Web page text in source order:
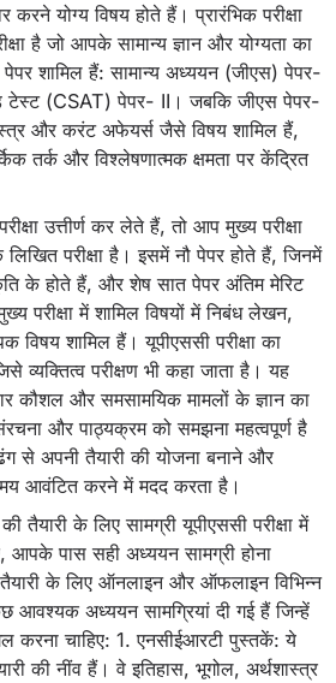
योग्य विषय होते हैं। प्रारंभिक परीक्षा
है जो आपके सामान्य ज्ञान और योग्यता का
शामिल हैं: सामान्य अध्ययन (जीएस) पेपर-
टेस्ट (CSAT) पेपर- II। जबकि जीएस पेपर-
और करंट अफेयर्स जैसे विषय शामिल हैं,
तर्क और विश्लेषणात्मक क्षमता पर केंद्रित
उत्तीर्ण कर लेते हैं, तो आप मुख्य परीक्षा
परीक्षा है। इसमें नौ पेपर होते हैं, जिनमें
के होते हैं, और शेष सात पेपर अंतिम मेरिट
परीक्षा में शामिल विषयों में निबंध लेखन,
विषय शामिल हैं। यूपीएससी परीक्षा का
व्यक्तित्व परीक्षण भी कहा जाता है। यह
कौशल और समसामयिक मामलों के ज्ञान का
और पाठ्यक्रम को समझना महत्वपूर्ण है
से अपनी तैयारी की योजना बनाने और
आवंटित करने में मदद करता है।
के लिए सामग्री यूपीएससी परीक्षा में
आपके पास सही अध्ययन सामग्री होना
तैयारी के लिए ऑनलाइन और ऑफलाइन विभिन्न
आवश्यक अध्ययन सामग्रियां दी गई हैं जिन्हें
करना चाहिए: 1. एनसीईआरटी पुस्तकें: ये
की नींव हैं। वे इतिहास, भूगोल, अर्थशास्त्र